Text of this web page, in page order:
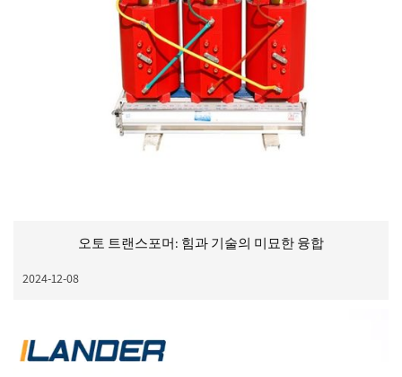
오토 트랜스포머: 힘과 기술의 미묘한 융합
2024-12-08